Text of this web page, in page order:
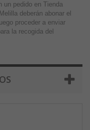
un pedido en Tienda
deberán abonar el
proceder a enviar
la recogida del